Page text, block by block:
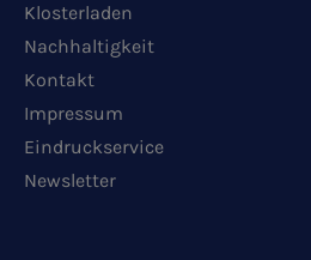
Klosterladen
Nachhaltigkeit
Kontakt
Impressum
Eindruckservice
Newsletter